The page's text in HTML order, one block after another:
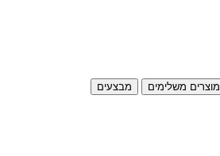
מוצרים משלימים מבצעים